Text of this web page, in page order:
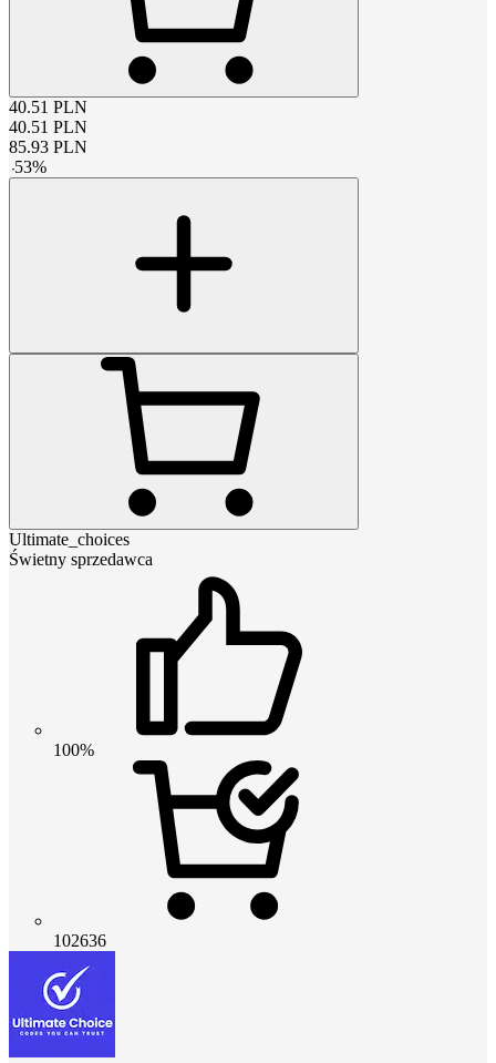
40.51 PLN
40.51 PLN
85.93 PLN
-53%
Ultimate_choices
Świetny sprzedawca
100%
102636